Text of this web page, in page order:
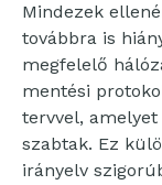
Mindezek
továbbra is
megfelelő
mentési
tervvel,
szabtak. Ez
irányelv